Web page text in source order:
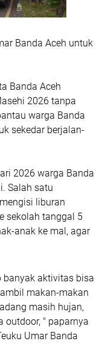
Banda Aceh untuk
Banda Aceh
2026 tanpa
warga Banda
sekedar berjalan-
2026 warga Banda
Salah satu
liburan
sekolah tanggal 5
anak ke mal, agar
banyak aktivitas bisa
makan-makan
masih hujan,
outdoor, " paparnya
Umar Banda